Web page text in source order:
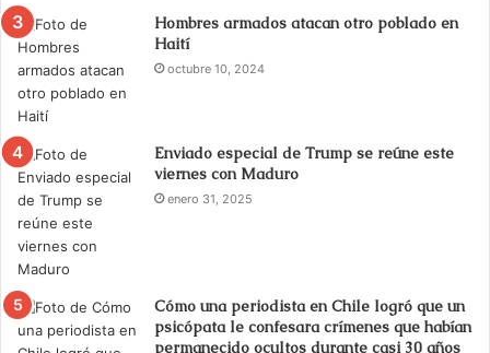
Hombres armados atacan otro poblado en
Haití
octubre 10, 2024
Enviado especial de Trump se reúne este
viernes con Maduro
enero 31, 2025
Cómo una periodista en Chile logró que un
psicópata le confesara crímenes que habían
permanecido ocultos durante casi 30 años